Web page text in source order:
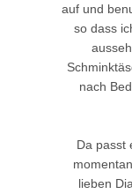
auf und
so dass
nach
Da passt
lieben